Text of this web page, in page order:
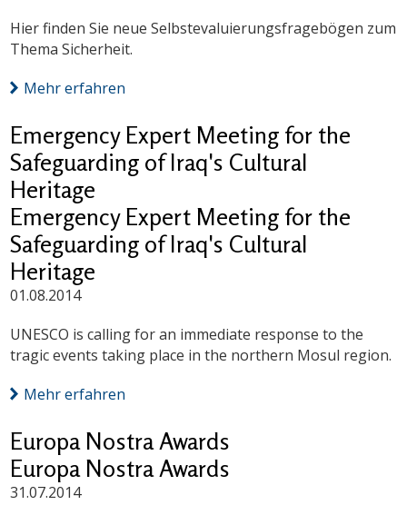
Hier finden Sie neue Selbstevaluierungsfragebögen zum
Thema Sicherheit.
Mehr erfahren
Emergency Expert Meeting for the
Safeguarding of Iraq's Cultural
Heritage
Emergency Expert Meeting for the
Safeguarding of Iraq's Cultural
Heritage
01.08.2014
UNESCO is calling for an immediate response to the
tragic events taking place in the northern Mosul region.
Mehr erfahren
Europa Nostra Awards
Europa Nostra Awards
31.07.2014